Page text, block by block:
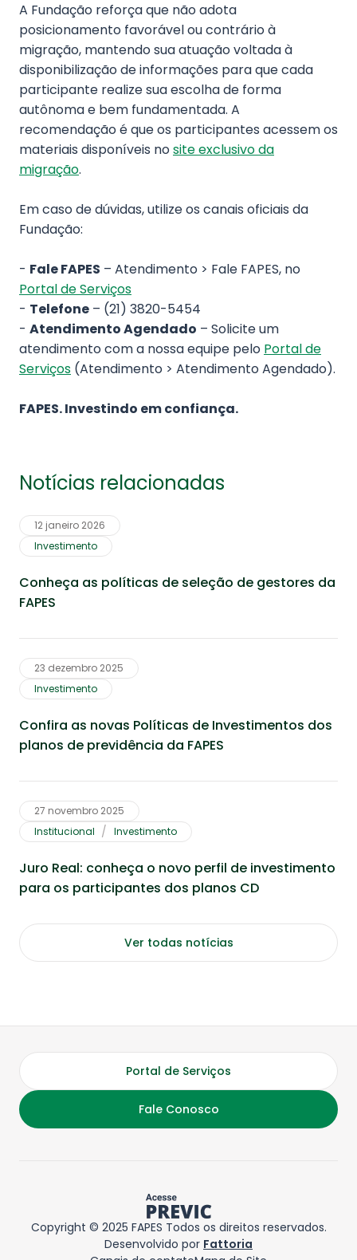
A Fundação reforça que não adota
posicionamento favorável ou contrário à
migração, mantendo sua atuação voltada à
disponibilização de informações para que cada
participante realize sua escolha de forma
autônoma e bem fundamentada. A
recomendação é que os participantes acessem os
materiais disponíveis nosite exclusivo da
migração.
Em caso de dúvidas, utilize os canais oficiais da
Fundação:
- Fale FAPES – Atendimento > Fale FAPES, no
Portal de Serviços
- Telefone – (21) 3820-5454
- Atendimento Agendado – Solicite um
atendimento com a nossa equipe pelo Portal de
Serviços (Atendimento > Atendimento Agendado).
FAPES. Investindo em confiança.
Notícias relacionadas
12 janeiro 2026
Investimento
Conheça as políticas de seleção de gestores da
FAPES
23 dezembro 2025
Investimento
Confira as novas Políticas de Investimentos dos
planos de previdência da FAPES
27 novembro 2025
Institucional
Investimento
Juro Real: conheça o novo perfil de investimento
para os participantes dos planos CD
Ver todas notícias
Portal de Serviços
Fale Conosco
Copyright © 2025 FAPES Todos os direitos reservados.
Desenvolvido por Fattoria